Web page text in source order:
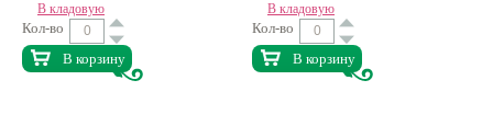
В кладовую
Кол-во
В корзину
В кладовую
Кол-во
В корзину